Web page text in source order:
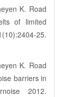
K. Road
of limited
25.
K. Road
barriers in
2012.